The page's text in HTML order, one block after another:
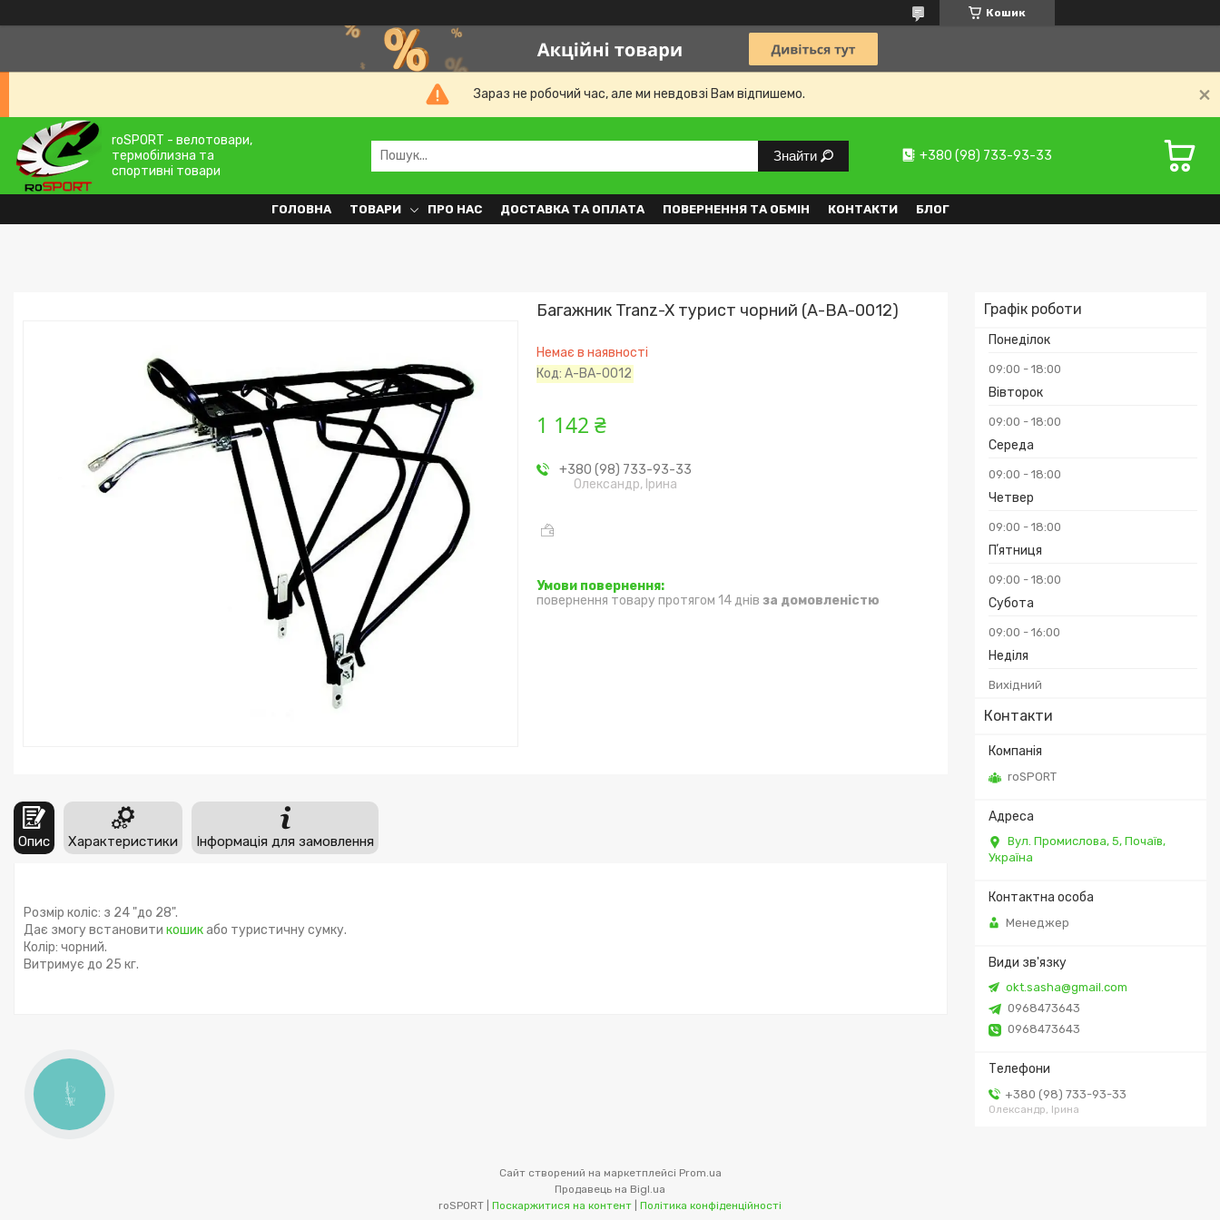
Кошик
Зараз не робочий час, але ми невдовзі Вам відпишемо.
roSPORT - велотовари,
термобілизна та
спортивні товари
Знайти +380 (98) 733-93-33
ГОЛОВНА ТОВАРИ ПРО НАС ДОСТАВКА ТА ОПЛАТА ПОВЕРНЕННЯ ТА ОБМІН КОНТАКТИ БЛОГ
Графік роботи
Понеділок
09:00 18:00
Вівторок
09:00 18:00
Середа
09:00 18:00
Четвер
09:00 18:00
Пʼятниця
09:00 18:00
Субота
09:00 16:00
Неділя
Вихідний
Контакти
roSPORT
Вул. Промислова, 5, Почаїв,
Україна
Менеджер
okt.sasha@gmail.com
0968473643
0968473643
+380 (98) 733-93-33
Олександр, Ірина
Багажник Tranz-X турист чорний (A-BA-0012)
Немає в наявності
Код:A-BA-0012
1 142 ₴
+380 (98) 733-93-33
Олександр, Ірина
повернення товару протягом 14 днів за домовленістю
Опис Характеристики Інформація для замовлення
Розмір коліс: з 24 "до 28".
Дає змогу встановити кошикабо туристичну сумку.
Колір: чорний.
Витримує до 25 кг.
Сайт створений на маркетплейсі Prom.ua
Продавець на Bigl.ua
Поскаржитися на контент Політика конфіденційності
КНОПКА
ЗВ'ЯЗКУ